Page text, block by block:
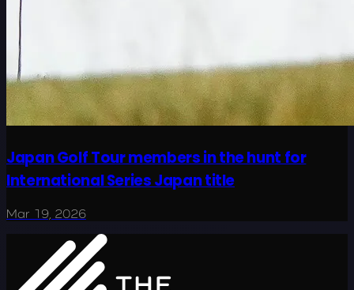
Japan Golf Tour members in the hunt for
International Series Japan title
Mar 19, 2026